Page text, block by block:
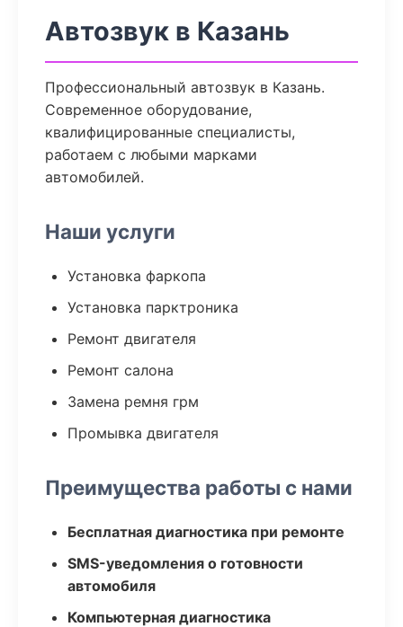
Автозвук в Казань
Профессиональный автозвук в Казань.
Современное оборудование,
квалифицированные специалисты,
работаем с любыми марками
автомобилей.
Наши услуги
Установка фаркопа
Установка парктроника
Ремонт двигателя
Ремонт салона
Замена ремня грм
Промывка двигателя
Преимущества работы с нами
Бесплатная диагностика при ремонте
SMS-уведомления о готовности
автомобиля
Компьютерная диагностика